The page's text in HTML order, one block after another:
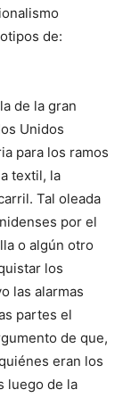
de:
de la gran
Unidos
para los ramos
textil, la
Tal oleada
por el
o algún otro
los
las alarmas
partes el
de que,
eran los
luego de la